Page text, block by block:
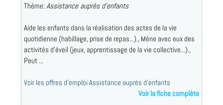
Thème:Assistance auprès d'enfants
Aide les enfants dans la réalisation des actes de la vie
quotidienne (habillage, prise de repas...)., Mène avec eux des
activités d'éveil (jeux, apprentissage de la vie collective...).,
Peut ...
Voir les offres d'emploi Assistance auprès d'enfants
Voir la fiche complète